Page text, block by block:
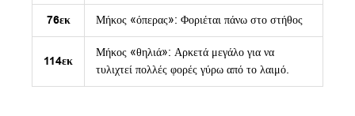
76εκ Μήκος «όπερας»: Φοριέται πάνω στο στήθος
114εκ
Μήκος «θηλιά»: Αρκετά μεγάλο για να
τυλιχτεί πολλές φορές γύρω από το λαιμό.